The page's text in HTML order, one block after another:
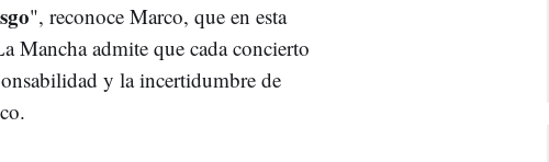
", reconoce Marco, que en esta
Mancha admite que cada concierto
y la incertidumbre de